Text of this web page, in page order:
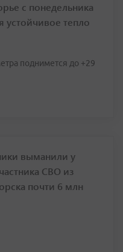
с понедельника
устойчивое тепло
поднимется до +29
выманили у
СВО из
почти 6 млн